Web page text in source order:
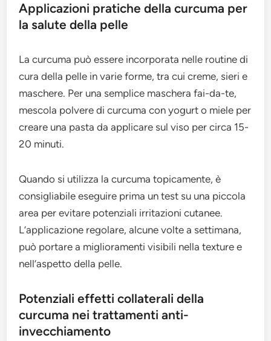
Applicazioni pratiche della curcuma per
la salute della pelle
La curcuma può essere incorporata nelle routine di
cura della pelle in varie forme, tra cui creme, sieri e
maschere. Per una semplice maschera fai-da-te,
mescola polvere di curcuma con yogurt o miele per
creare una pasta da applicare sul viso per circa 15-
20 minuti.
Quando si utilizza la curcuma topicamente, è
consigliabile eseguire prima un test su una piccola
area per evitare potenziali irritazioni cutanee.
L’applicazione regolare, alcune volte a settimana,
può portare a miglioramenti visibili nella texture e
nell’aspetto della pelle.
Potenziali effetti collaterali della
curcuma nei trattamenti anti-
invecchiamento